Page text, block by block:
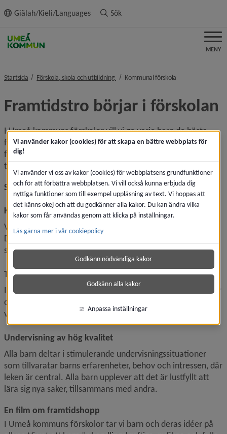
innehållet
Giälah/Kieli/Languages Sök
MENY
Startsida Förskola, skola och utbildning nivå i brödsmulenavigeringen
Kommunal förskolanivå i
Framtidstro börjar i förskolan
I Umeå kommuns förskolor vill vi ge varje barn de bästa
förutsättningarna att växa, utvecklas och tro på sin egen
förmåga. Här lägger vi grunden för framtiden –
tillsammans.
Så arbetar vi med kvalitet
Kompetent ledarskap
Våra pedagoger är kunniga, närvarande, och engagerade.
De leder barnens lärande utifrån förskolans läroplan och
skapar miljöer som stimulerar lärande och utveckling.
Tillgänglig utbildning
I förskolan möter vi varje barn utifrån deras förutsättningar
och behov. Alla barn upplever att de är viktiga och
värdefulla och får möjlighet att lyckas.
Undervisning av hög kvalitet
Alla barn deltar i stimulerande undervisningssituationer
som tillvaratar barns erfarenheter, behov och intressen, där
leken är central. Alla barn upplever att det är lustfyllt att
lära sig nya saker, tillsammans med andra.
En film om framtidshopp
I Umeå kommuns förskolor tar vi barn och deras idéer på
Vi använder kakor (cookies) för att skapa en bättre webbplats för
dig!
Vi använder vi oss av kakor (cookies) för webbplatsens grundfunktioner
och för att förbättra webbplatsen. Vi vill också kunna erbjuda dig
nyttiga funktioner som till exempel uppläsning av text. Vi hoppas att
det känns okej och att du godkänner alla kakor. Du kan ändra vilka
kakor som får användas genom att klicka på inställningar.
Läs gärna mer i vår cookiepolicy
Godkänn nödvändiga kakor
Godkänn alla kakor
Anpassa inställningar